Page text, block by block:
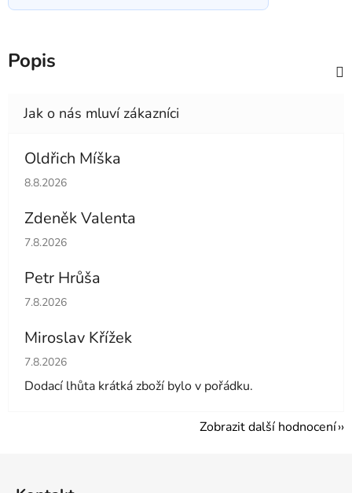
Popis
Oldřich Míška
Hodnocení obchodu je 5 z 5 hvězdiček.
8.8.2026
Zdeněk Valenta
Hodnocení obchodu je 5 z 5 hvězdiček.
7.8.2026
Petr Hrůša
Hodnocení obchodu je 5 z 5 hvězdiček.
7.8.2026
Miroslav Křížek
Hodnocení obchodu je 5 z 5 hvězdiček.
7.8.2026
Dodací lhůta krátká zboží bylo v pořádku.
Zobrazit další hodnocení